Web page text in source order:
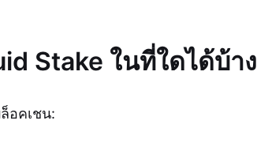
Stake ในที่ใดได้บ้าง
อคเชน: